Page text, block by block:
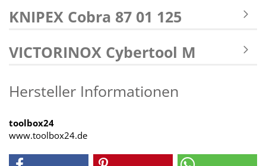
KNIPEX Cobra 87 01 125
VICTORINOX Cybertool M
Hersteller Informationen
toolbox24
www.toolbox24.de